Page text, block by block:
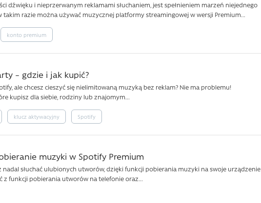
dźwięku i nieprzerwanym reklamami słuchaniem, jest spełnieniem marzeń niejednego
takim razie można używać muzycznej platformy streamingowej w wersji Premium...
konto premium
– gdzie i jak kupić?
ale chcesz cieszyć się nielimitowaną muzyką bez reklam? Nie ma problemu!
kupisz dla siebie, rodziny lub znajomym...
klucz aktywacyjny Spotify
muzyki w Spotify Premium
słuchać ulubionych utworów, dzięki funkcji pobierania muzyki na swoje urządzenie
z funkcji pobierania utworów na telefonie oraz...